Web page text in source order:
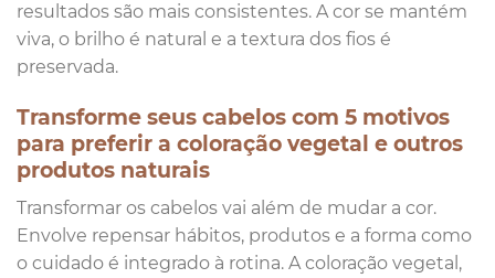
resultados são mais consistentes. A cor se mantém
viva, o brilho é natural e a textura dos fios é
preservada.
Transforme seus cabelos com 5 motivos
para preferir a coloração vegetal e outros
produtos naturais
Transformar os cabelos vai além de mudar a cor.
Envolve repensar hábitos, produtos e a forma como
o cuidado é integrado à rotina. A coloração vegetal,